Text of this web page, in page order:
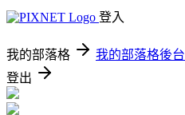
登入
我的部落格 我的部落格後台
登出